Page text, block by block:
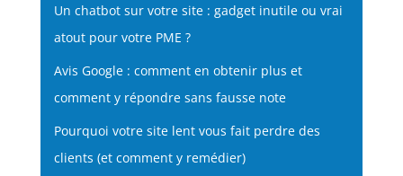
Un chatbot sur votre site : gadget inutile ou vrai
atout pour votre PME ?
Avis Google : comment en obtenir plus et
comment y répondre sans fausse note
Pourquoi votre site lent vous fait perdre des
clients (et comment y remédier)